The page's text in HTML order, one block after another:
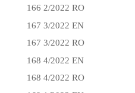
166 2/2022 RO
167 3/2022 EN
167 3/2022 RO
168 4/2022 EN
168 4/2022 RO